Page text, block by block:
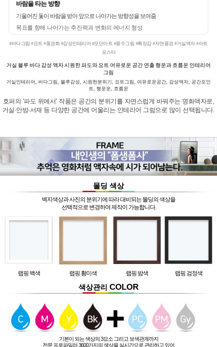
바람을 타는 방향
기울어진 돛이 바람을 받아 앞으로 나아가는 방향성을 보여줌
목표를 향해 나아가는 추진력과 변화의 에너지 형성
#바다그림 #요트 #풍경화 #감성인테리어 #모던아트 #풍수그림 #확장감 #자연풍경 #거실액자 #아트
포스터
거실 블루 바다 감성 액자 시원한 파도와 요트 여유로운 공간 연출 행운과 흐름운 인테리어
그림
거실인테리어, 바다그림, 블루감성, 시원한분위기, 요트그림, 여유로운공간, 감성액자, 공간포인
트, 행운운, 흐름운
호퍼의 ‘파도 위에서’ 작품은 공간의 분위기를 자연스럽게 바꿔주는 명화액자로,
거실·안방·서재 등 다양한 공간에 어울리는 인테리어 그림으로 많이 선택됩니다.
몰딩 색상
벽지색상과 사진의 분위기에 따라 대비되는 몰딩의 색상을
선택적으로 변경하여 제작이 가능합니다.
랩핑 백색 랩핑 황미색 랩핑 밤색 랩핑 검정색
색상관리 COLOR
기본이 되는 색상의 3요소 그리고 보색관계까지
전문 프로파일러 3600가지의 색상을 실시간으로 관리하고 있어